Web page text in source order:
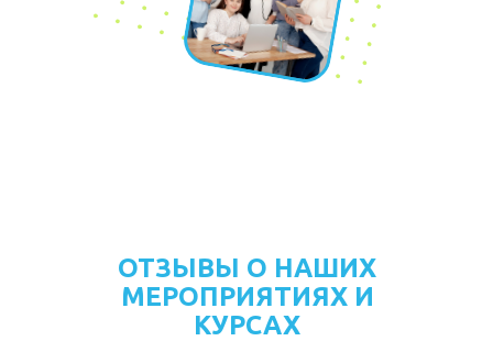
ОТЗЫВЫ О НАШИХ
МЕРОПРИЯТИЯХ И
КУРСАХ